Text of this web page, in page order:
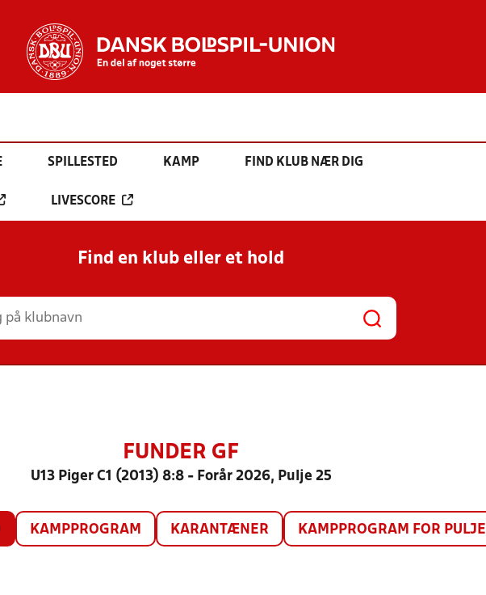
SPILLESTED KAMP FIND KLUB NÆR DIG
LIVESCORE
Find en klub eller et hold
FUNDER GF
U13 Piger C1 (2013) 8:8 - Forår 2026, Pulje 25
KAMPPROGRAM KARANTÆNER KAMPPROGRAM FOR PULJE